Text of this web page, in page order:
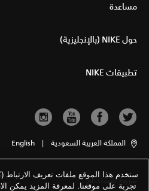
مساعدة
حول NIKE (بالإنجليزية)
تطبيقات NIKE
المملكة العربية السعودية |
English
شروط الاستخدام
ستخدم هذا الموقع ملفات تعريف
تجربة على موقعنا. لمعرفة المزيد يمكن